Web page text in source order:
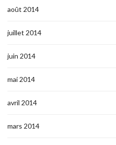
août 2014
juillet 2014
juin 2014
mai 2014
avril 2014
mars 2014